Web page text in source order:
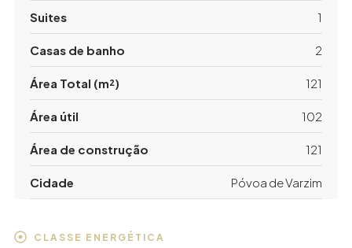
Suites 1
Casas de banho 2
Área Total (m²) 121
Área útil 102
Área de construção 121
Cidade Póvoa de Varzim
CLASSE ENERGÉTICA